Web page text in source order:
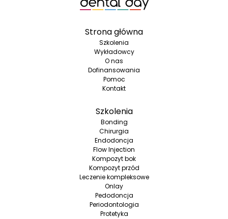
Strona główna
Szkolenia
Wykładowcy
O nas
Dofinansowania
Pomoc
Kontakt
Szkolenia
Bonding
Chirurgia
Endodoncja
Flow Injection
Kompozyt bok
Kompozyt przód
Leczenie kompleksowe
Onlay
Pedodoncja
Periodontologia
Protetyka